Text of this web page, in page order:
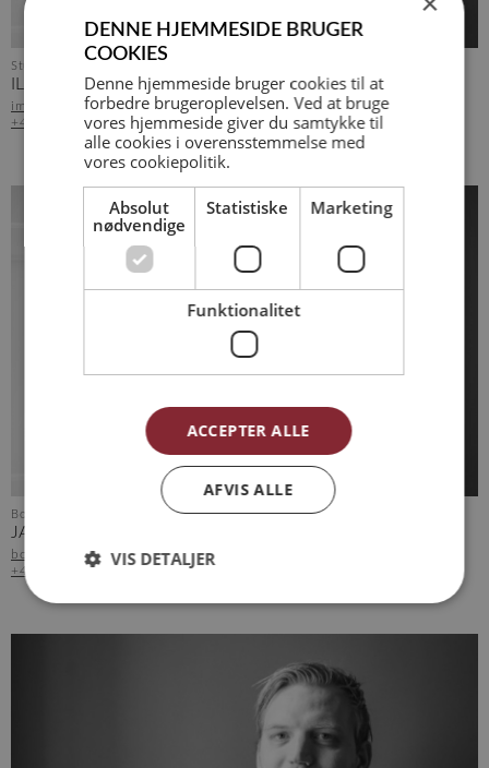
Studiemedarbejder
ILLONA MARIANA GUGU
img@arkvh.dk
+45 75 62 15 20
Bogholder
JAN BRYLLING
bogholder@arkvh.dk
+45 75 62 15 20
DENNE HJEMMESIDE BRUGER
COOKIES
Denne hjemmeside bruger cookies til at
forbedre brugeroplevelsen. Ved at bruge
vores hjemmeside giver du samtykke til
alle cookies i overensstemmelse med
vores cookiepolitik.
Absolut
nødvendige
Statistiske Marketing
Funktionalitet
ACCEPTER ALLE
AFVIS ALLE
VIS DETALJER